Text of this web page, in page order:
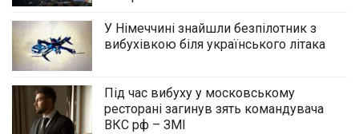
У Німеччині знайшли безпілотник з
вибухівкою біля українського літака
Під час вибуху у московському
ресторані загинув зять командувача
ВКС рф – ЗМІ